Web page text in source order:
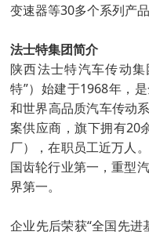
变速器等30多个系列产品
法士特集团简介
陕西法士特汽车传动
特”）始建于1968年，
和世界高品质汽车传动
案供应商，旗下拥有20
厂），在职员工近万人
国齿轮行业第一，重型
界第一。
企业先后荣获“全国先进